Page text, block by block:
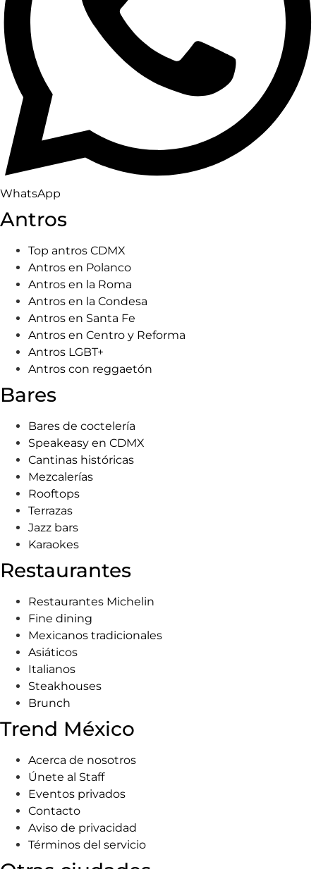
WhatsApp
Antros
Top antros CDMX
Antros en Polanco
Antros en la Roma
Antros en la Condesa
Antros en Santa Fe
Antros en Centro y Reforma
Antros LGBT+
Antros con reggaetón
Bares
Bares de coctelería
Speakeasy en CDMX
Cantinas históricas
Mezcalerías
Rooftops
Terrazas
Jazz bars
Karaokes
Restaurantes
Restaurantes Michelin
Fine dining
Mexicanos tradicionales
Asiáticos
Italianos
Steakhouses
Brunch
Trend México
Acerca de nosotros
Únete al Staff
Eventos privados
Contacto
Aviso de privacidad
Términos del servicio